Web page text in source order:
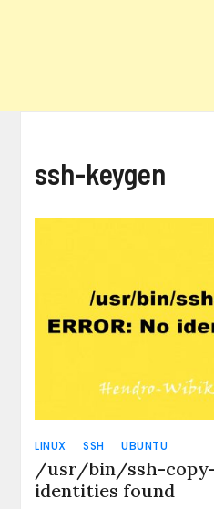
ssh-keygen
LINUX SSH UBUNTU
/usr/bin/ssh-copy-
identities found